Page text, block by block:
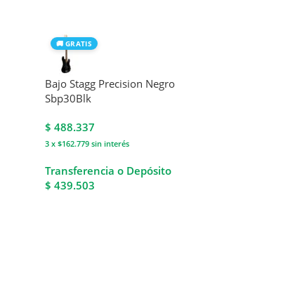
🚚 GRATIS
Bajo Stagg Precision Negro
Sbp30Blk
$ 488.337
3 x $162.779sin interés
Transferencia o Depósito
$ 439.503